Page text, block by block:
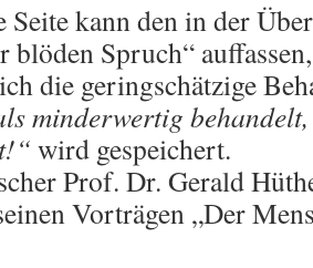
Seite kann den in der
blöden Spruch“
die geringschätzige
minderwertig
wird gespeichert.
Prof. Dr. Gerald
Vorträgen „Der